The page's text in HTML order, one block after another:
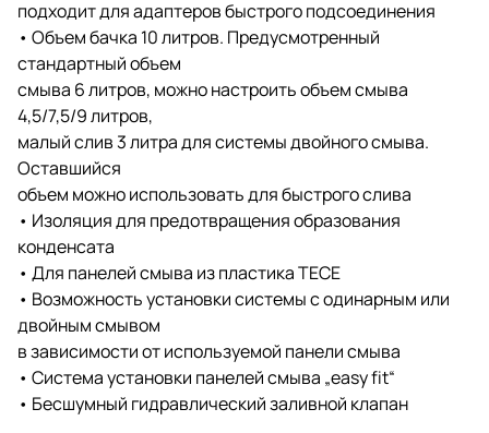
подходит для адаптеров быстрого подсоединения
• Объем бачка 10 литров. Предусмотренный
стандартный объем
смыва 6 литров, можно настроить объем смыва
4,5/7,5/9 литров,
малый слив 3 литра для системы двойного смыва.
Оставшийся
объем можно использовать для быстрого слива
• Изоляция для предотвращения образования
конденсата
• Для панелей смыва из пластика TECE
• Возможность установки системы с одинарным или
двойным смывом
в зависимости от используемой панели смыва
• Система установки панелей смыва „easy fit“
• Бесшумный гидравлический заливной клапан